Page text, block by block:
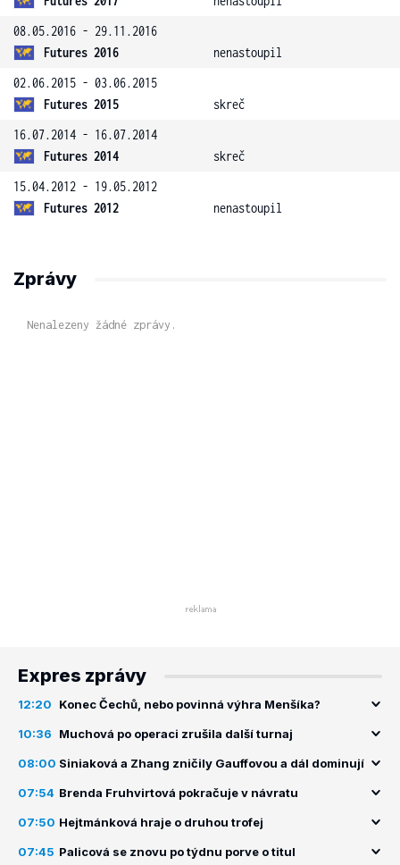
08.05.2016 - 29.11.2016
Futures 2016
nenastoupil
02.06.2015 - 03.06.2015
Futures 2015
skreč
16.07.2014 - 16.07.2014
Futures 2014
skreč
15.04.2012 - 19.05.2012
Futures 2012
nenastoupil
Zprávy
Nenalezeny žádné zprávy.
Expres zprávy
12:20 Konec Čechů, nebo povinná výhra Menšíka?
10:36 Muchová po operaci zrušila další turnaj
08:00 Siniaková a Zhang zničily Gauffovou a dál dominují
07:54 Brenda Fruhvirtová pokračuje v návratu
07:50 Hejtmánková hraje o druhou trofej
07:45 Palicová se znovu po týdnu porve o titul